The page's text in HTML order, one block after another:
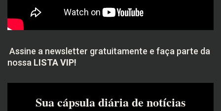
Assine a newsletter gratuitamente e faça parte da
nossa LISTA VIP!
Sua cápsula diária de notícias